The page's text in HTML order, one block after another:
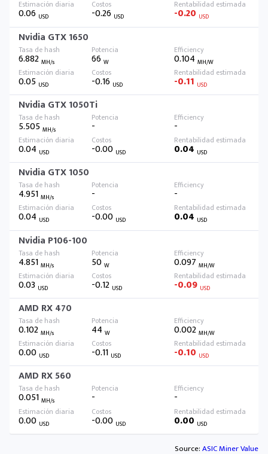
0.06 USD -0.26 USD -0.20 USD
Nvidia GTX 1650
6.882 MH/s 66W 0.104 MH/W
0.05 USD -0.16 USD -0.11 USD
Nvidia GTX 1050Ti
5.505 MH/s -
-
0.04 USD -0.00 USD 0.04 USD
Nvidia GTX 1050
4.951 MH/s -
-
0.04 USD -0.00 USD 0.04 USD
Nvidia P106-100
4.851 MH/s 50W 0.097 MH/W
0.03 USD -0.12 USD -0.09 USD
AMD RX 470
0.102 MH/s 44W 0.002 MH/W
0.00 USD -0.11 USD -0.10 USD
AMD RX 560
0.051 MH/s -
-
0.00 USD -0.00 USD 0.00 USD
Source:ASIC Miner Value